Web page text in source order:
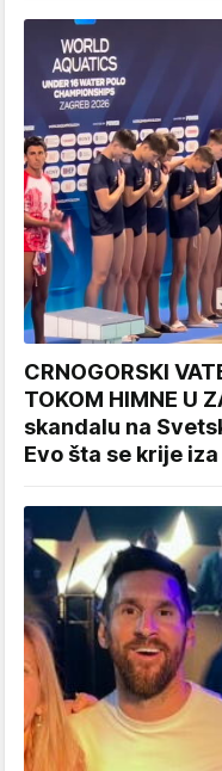
CRNOGORSKI
TOKOM HIMNE U
skandalu na
Evo šta se krije